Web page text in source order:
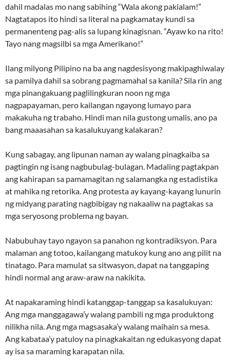
dahil madalas mo nang sabihing “Wala akong pakialam!”
Nagtatapos ito hindi sa literal na pagkamatay kundi sa
permanenteng pag-alis sa lupang kinagisnan. “Ayaw ko na rito!
Tayo nang magsilbi sa mga Amerikano!”
Ilang milyong Pilipino na ba ang nagdesisyong makipaghiwalay
sa pamilya dahil sa sobrang pagmamahal sa kanila? Sila rin ang
mga pinangakuang paglilingkuran noon ng mga
nagpapayaman, pero kailangan ngayong lumayo para
makakuha ng trabaho. Hindi man nila gustong umalis, ano pa
bang maaasahan sa kasalukuyang kalakaran?
Kung sabagay, ang lipunan naman ay walang pinagkaiba sa
pagtingin ng isang nagbubulag-bulagan. Madaling pagtakpan
ang kahirapan sa pamamagitan ng salamangka ng estadistika
at mahika ng retorika. Ang protesta ay kayang-kayang lunurin
ng midyang parating nagbibigay ng nakaaliw na pagtakas sa
mga seryosong problema ng bayan.
Nabubuhay tayo ngayon sa panahon ng kontradiksyon. Para
malaman ang totoo, kailangang matukoy kung ano ang pilit na
tinatago. Para mamulat sa sitwasyon, dapat na tanggaping
hindi normal ang araw-araw na nakikita.
At napakaraming hindi katanggap-tanggap sa kasalukuyan:
Ang mga manggagawa’y walang pambili ng mga produktong
nilikha nila. Ang mga magsasaka’y walang maihain sa mesa.
Ang kabataa’y patuloy na pinagkakaitan ng edukasyong dapat
ay isa sa maraming karapatan nila.